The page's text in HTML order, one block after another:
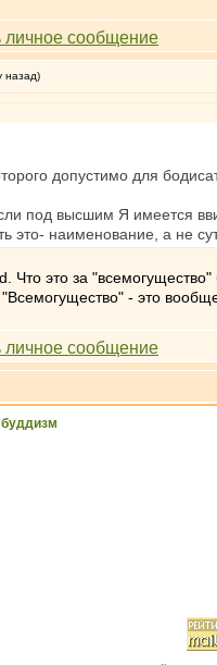
назад)
допустимо для
под высшим Я имеется
это- наименование, а не
. Что это за
- это